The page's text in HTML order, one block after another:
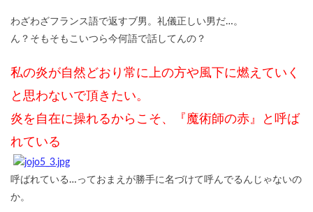
わざわざフランス語で返すブ男。礼儀正しい男だ…。
ん？そもそもこいつら今何語で話してんの？
私の炎が自然どおり常に上の方や風下に燃えていく
と思わないで頂きたい。
炎を自在に操れるからこそ、『魔術師の赤』と呼ば
れている
呼ばれている…っておまえが勝手に名づけて呼んでるんじゃないの
か。